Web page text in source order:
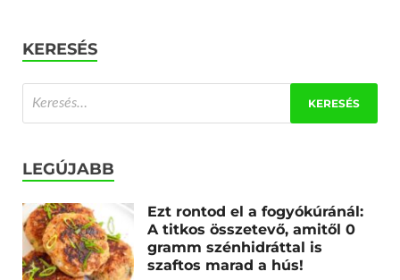
KERESÉS
LEGÚJABB
Ezt rontod el a fogyókúránál:
A titkos összetevő, amitől 0
gramm szénhidráttal is
szaftos marad a hús!